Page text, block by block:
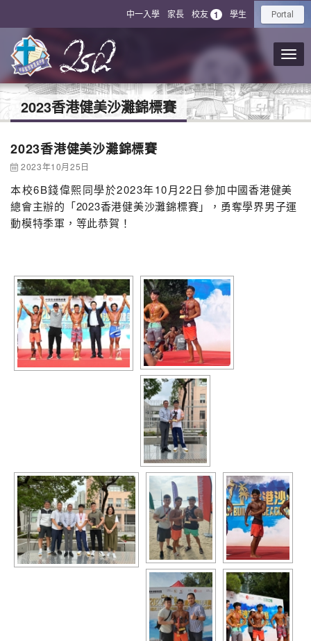
中一入學 家長 校友 1 學生 Portal
2023香港健美沙灘錦標賽
2023香港健美沙灘錦標賽
2023年10月25日
本校6B錢偉熙同學於2023年10月22日參加中國香港健美
總會主辦的「2023香港健美沙灘錦標賽」，勇奪學界男子運
動模特季軍，等此恭賀！